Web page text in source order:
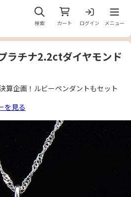
検索 カート ログイン
メニ
メニュー
ラチナ2.2ctダイヤモンド
算企画！ルビーペンダントもセット
を見る